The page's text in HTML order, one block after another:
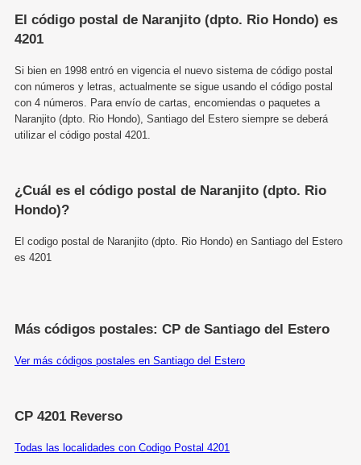
El código postal de Naranjito (dpto. Rio Hondo) es
4201
Si bien en 1998 entró en vigencia el nuevo sistema de código postal
con números y letras, actualmente se sigue usando el código postal
con 4 números. Para envío de cartas, encomiendas o paquetes a
Naranjito (dpto. Rio Hondo), Santiago del Estero siempre se deberá
utilizar el código postal 4201.
¿Cuál es el código postal de Naranjito (dpto. Rio
Hondo)?
El codigo postal de Naranjito (dpto. Rio Hondo) en Santiago del Estero
es 4201
Más códigos postales: CP de Santiago del Estero
Ver más códigos postales en Santiago del Estero
CP 4201 Reverso
Todas las localidades con Codigo Postal 4201